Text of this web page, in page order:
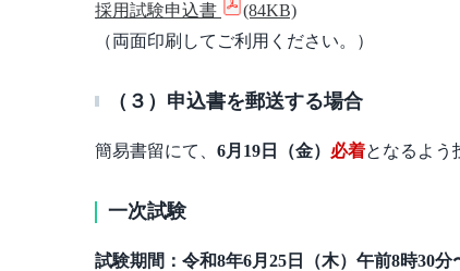
採用試験申込書
(84KB)
（両面印刷してご利用ください。）
（３）申込書を郵送する場合
簡易書留にて、 6月19日（金） 必着となるよう
一次試験
試験期間：令和8年6月25日（木）午前8時30分